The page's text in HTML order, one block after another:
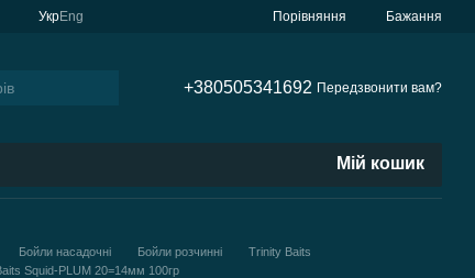
УкрEng Порівняння Бажання
+380505341692 Передзвонити вам?
Мій кошик
Бойли насадочні Бойли розчинні
Trinity Baits
Squid-PLUM 20=14мм 100гр